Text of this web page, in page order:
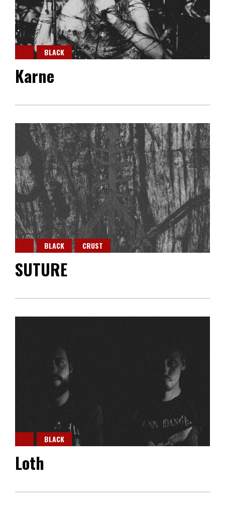
BLACK
Karne
BLACK CRUST
SUTURE
BLACK
Loth